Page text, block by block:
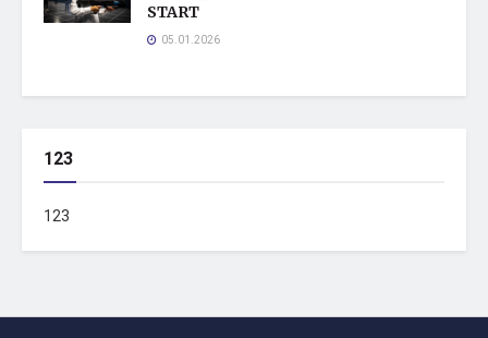
START
05.01.2026
123
123